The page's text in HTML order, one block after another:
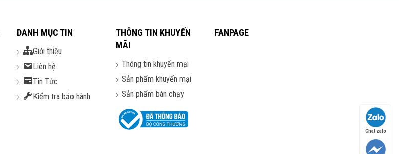
DANH MỤC TIN
Giới thiệu
Liên hệ
Tin Tức
Kiểm tra bảo hành
THÔNG TIN KHUYẾN
MÃI
Thông tin khuyến mại
Sản phẩm khuyến mại
Sản phẩm bán chạy
FANPAGE
Chat zalo